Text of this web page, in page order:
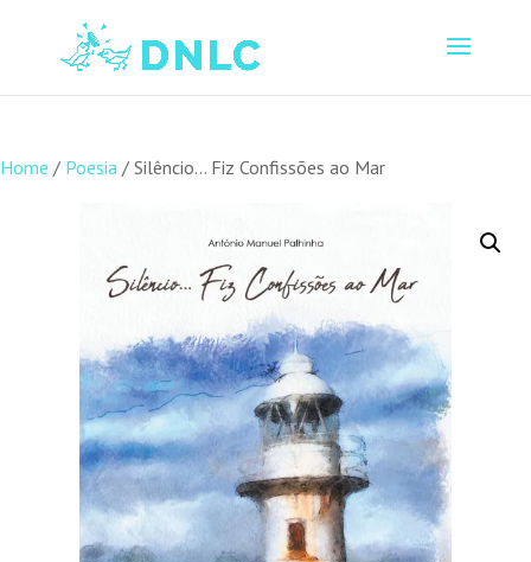
Home / Poesia / Silêncio… Fiz Confissões ao Mar